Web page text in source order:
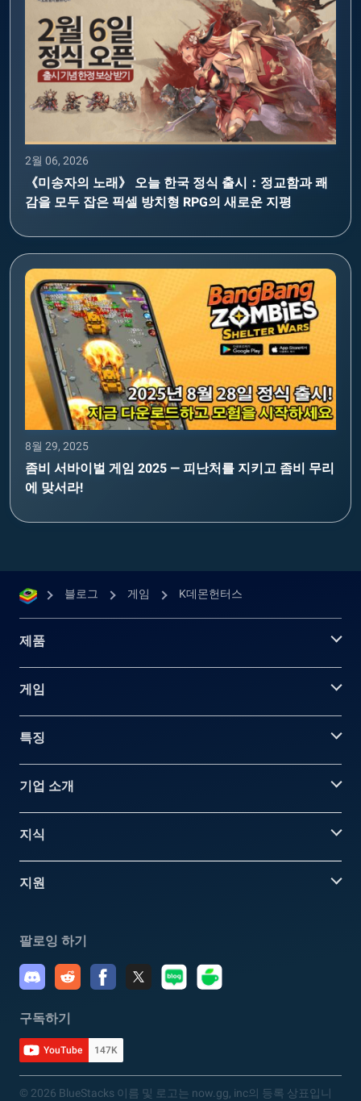
2월 06, 2026
《미송자의 노래》 오늘 한국 정식 출시：정교함과 쾌
감을 모두 잡은 픽셀 방치형 RPG의 새로운 지평
8월 29, 2025
좀비 서바이벌 게임 2025 — 피난처를 지키고 좀비 무리
에 맞서라!
블로그 게임 K데몬헌터스
제품
게임
특징
기업 소개
지식
지원
팔로잉 하기
구독하기
YouTube 147K
© 2026 BlueStacks 이름 및 로고는 now.gg, inc의 등록 상표입니